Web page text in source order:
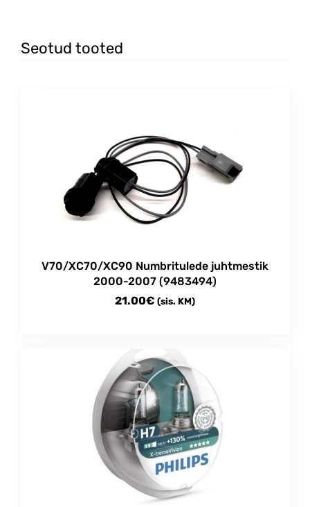
Seotud tooted
V70/XC70/XC90 Numbritulede juhtmestik
2000-2007 (9483494)
21.00€ (sis. KM)